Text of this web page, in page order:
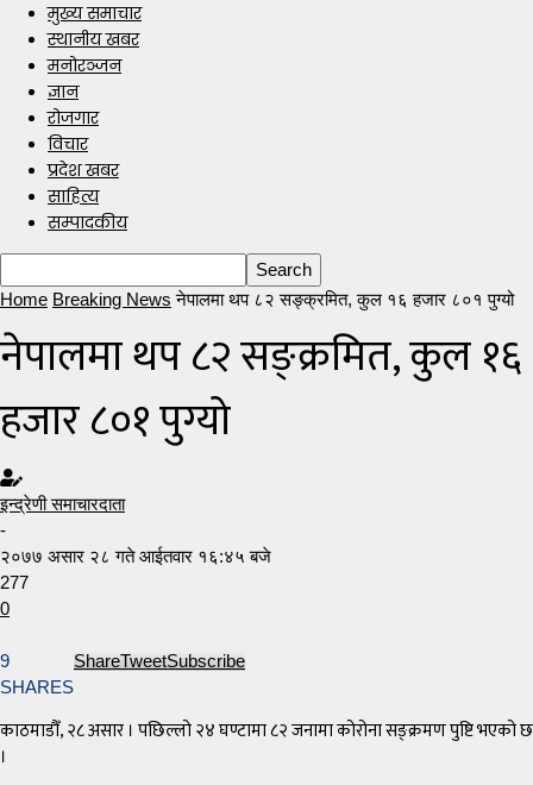
मुख्य समाचार
स्थानीय खबर
मनोरञ्जन
ज्ञान
रोजगार
विचार
प्रदेश खबर
साहित्य
सम्पादकीय
Home Breaking News नेपालमा थप ८२ सङ्क्रमित, कुल १६ हजार ८०१ पुग्यो
नेपालमा थप ८२ सङ्क्रमित, कुल १६
हजार ८०१ पुग्यो
इन्द्रेणी समाचारदाता
-
२०७७ असार २८ गते आईतवार १६:४५ बजे
277
0
9
SHARES
ShareTweetSubscribe
काठमाडौँ, २८ असार । पछिल्लो २४ घण्टामा ८२ जनामा कोरोना सङ्क्रमण पुष्टि भएको छ
।